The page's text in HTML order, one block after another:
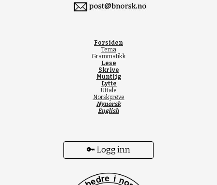
Forsiden
Tema
Grammatikk
Lese
Skrive
Muntlig
Lytte
Uttale
Norskprøve
Nynorsk
English
🔑 Logg inn